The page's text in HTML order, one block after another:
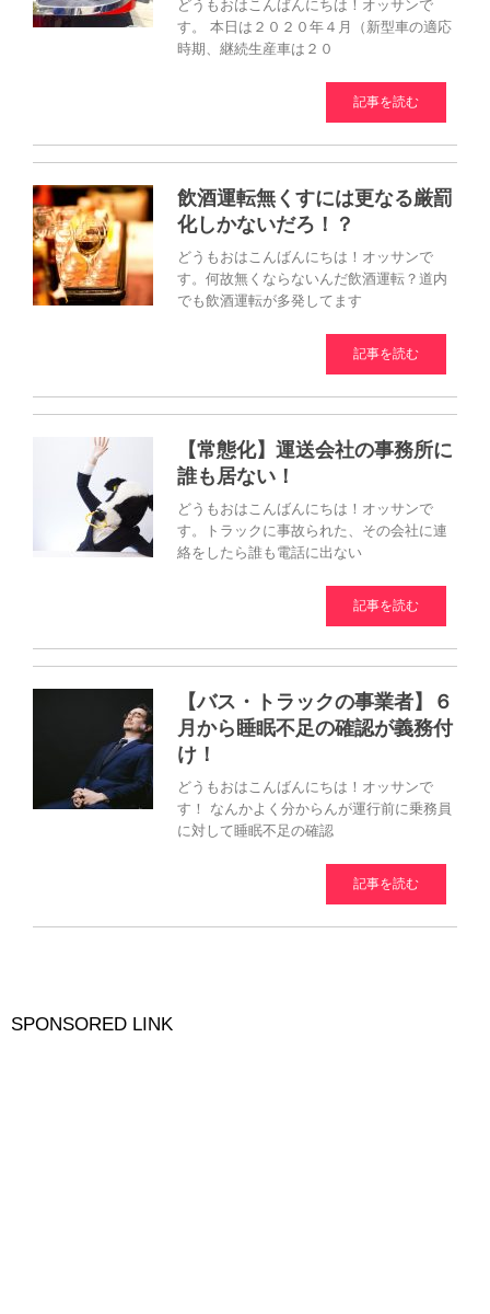
どうもおはこんばんにちは！オッサンで
す。 本日は２０２０年４月（新型車の適応
時期、継続生産車は２０
記事を読む
飲酒運転無くすには更なる厳罰
化しかないだろ！？
どうもおはこんばんにちは！オッサンで
す。何故無くならないんだ飲酒運転？道内
でも飲酒運転が多発してます
記事を読む
【常態化】運送会社の事務所に
誰も居ない！
どうもおはこんばんにちは！オッサンで
す。トラックに事故られた、その会社に連
絡をしたら誰も電話に出ない
記事を読む
【バス・トラックの事業者】６
月から睡眠不足の確認が義務付
け！
どうもおはこんばんにちは！オッサンで
す！ なんかよく分からんが運行前に乗務員
に対して睡眠不足の確認
記事を読む
SPONSORED LINK